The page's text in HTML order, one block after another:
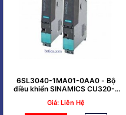
6SL3040-1MA01-0AA0 - Bộ
điều khiển SINAMICS CU320-2
Giá: Liên Hệ